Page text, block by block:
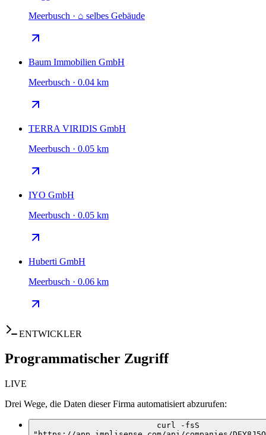
Meerbusch · ⌂ selbes Gebäude
Baum Immobilien GmbH
Meerbusch · 0.04 km
TERRA VIRIDIS GmbH
Meerbusch · 0.05 km
IYO GmbH
Meerbusch · 0.05 km
Huberti GmbH
Meerbusch · 0.06 km
ENTWICKLER
Programmatischer Zugriff
LIVE
Drei Wege, die Daten dieser Firma automatisiert abzurufen:
curl -fsS